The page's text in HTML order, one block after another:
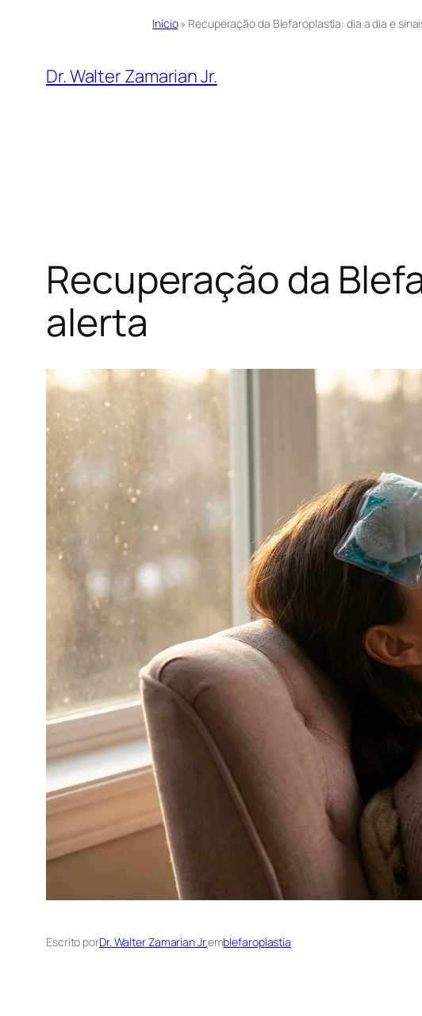
Início» Recuperação da Blefaroplastia: dia a dia e
Dr. Walter Zamarian Jr.
Recuperação da
alerta
Escrito porDr. Walter Zamarian Jr.emblefaroplastia